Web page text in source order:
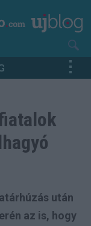
után
az is, hogy